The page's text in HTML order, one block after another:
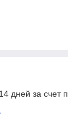
дней за счет